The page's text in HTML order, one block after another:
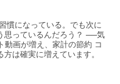
慣になっている。でも次に
思っているんだろう？ ──気
動画が増え、家計の節約 コ
は確実に増えています。